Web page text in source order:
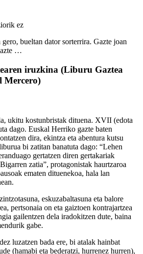
ez
bueltan dator sorterrira. Gazte joan
…
iruzkina (Liburu Gaztea
Mercero)
ukitu kostunbristak dituena. XVII (edota
dago. Euskal Herriko gazte baten
dira, ekintza eta abentura kutsu
bi zatitan banatuta dago: “Lehen
gertatzen diren gertakariak
zatia”, protagonistak haurtzaroa
ematen dituenekoa, hala lan
eskuzabaltasuna eta balore
pertsonaia on eta gaiztoen kontrajartzea
gailentzen dela iradokitzen dute, baina
gabe.
luzatzen bada ere, bi atalak hainbat
(hamabi eta bederatzi, hurrenez hurren),